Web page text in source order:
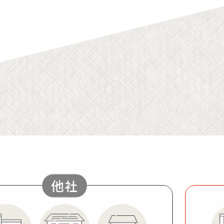
他社
化調整区域で大手業者は取
ので管理はそれほど大変ではあり
の実家をそろそろ売りたい
却したい。相続して１年、実家で
者と連絡がつかない土地を
ころで新築用地を探しているが売